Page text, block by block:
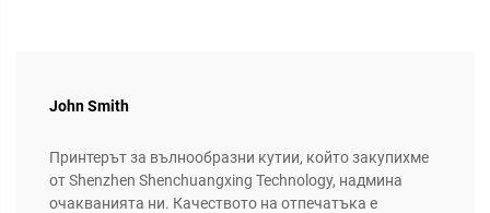
John Smith
Принтерът за вълнообразни кутии, който закупихме
от Shenzhen Shenchuangxing Technology, надмина
очакванията ни. Качеството на отпечатъка е